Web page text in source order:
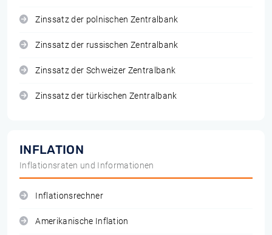
Zinssatz der polnischen Zentralbank
Zinssatz der russischen Zentralbank
Zinssatz der Schweizer Zentralbank
Zinssatz der türkischen Zentralbank
INFLATION
Inflationsraten und Informationen
Inflationsrechner
Amerikanische Inflation